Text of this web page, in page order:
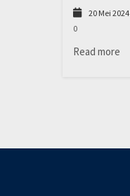
20 Mei 2024
0
Read more